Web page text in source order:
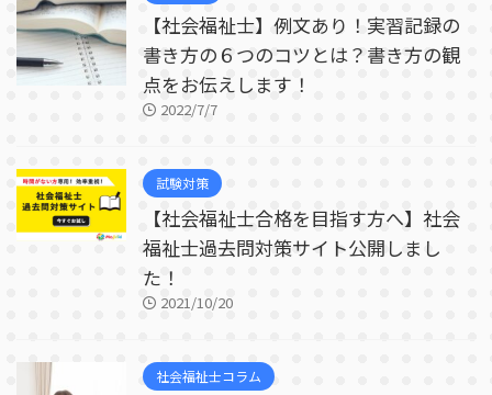
【社会福祉士】例文あり！実習記録の
書き方の６つのコツとは？書き方の観
点をお伝えします！
2022/7/7
試験対策
【社会福祉士合格を目指す方へ】社会
福祉士過去問対策サイト公開しまし
た！
2021/10/20
社会福祉士コラム